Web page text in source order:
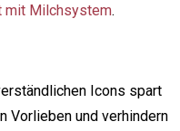
mit Milchsystem.
Icons spart
Vorlieben und verhindern